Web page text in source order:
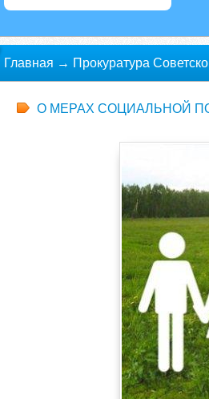
Главная → Прокуратура
О МЕРАХ СОЦИАЛЬНОЙ